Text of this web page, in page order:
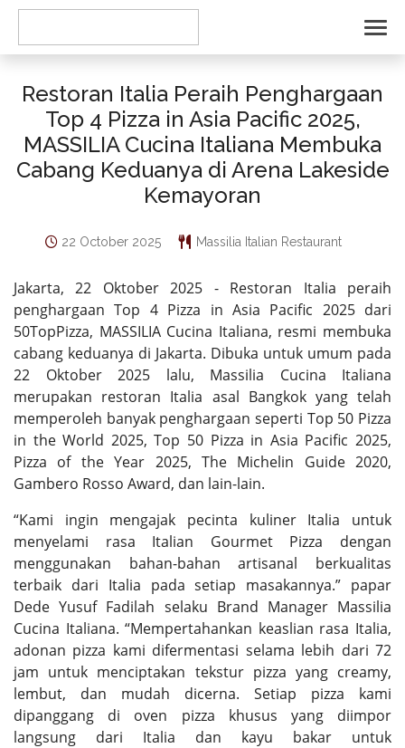
Restoran Italia Peraih Penghargaan
Top 4 Pizza in Asia Pacific 2025,
MASSILIA Cucina Italiana Membuka
Cabang Keduanya di Arena Lakeside
Kemayoran
22 October 2025 Massilia Italian Restaurant
Jakarta, 22 Oktober 2025 - Restoran Italia peraih
penghargaan Top 4 Pizza in Asia Pacific 2025 dari
50TopPizza, MASSILIA Cucina Italiana, resmi membuka
cabang keduanya di Jakarta. Dibuka untuk umum pada
22 Oktober 2025 lalu, Massilia Cucina Italiana
merupakan restoran Italia asal Bangkok yang telah
memperoleh banyak penghargaan seperti Top 50 Pizza
in the World 2025, Top 50 Pizza in Asia Pacific 2025,
Pizza of the Year 2025, The Michelin Guide 2020,
Gambero Rosso Award, dan lain-lain.
“Kami ingin mengajak pecinta kuliner Italia untuk
menyelami rasa Italian Gourmet Pizza dengan
menggunakan bahan-bahan artisanal berkualitas
terbaik dari Italia pada setiap masakannya.” papar
Dede Yusuf Fadilah selaku Brand Manager Massilia
Cucina Italiana. “Mempertahankan keaslian rasa Italia,
adonan pizza kami difermentasi selama lebih dari 72
jam untuk menciptakan tekstur pizza yang creamy,
lembut, dan mudah dicerna. Setiap pizza kami
dipanggang di oven pizza khusus yang diimpor
langsung dari Italia dan kayu bakar untuk